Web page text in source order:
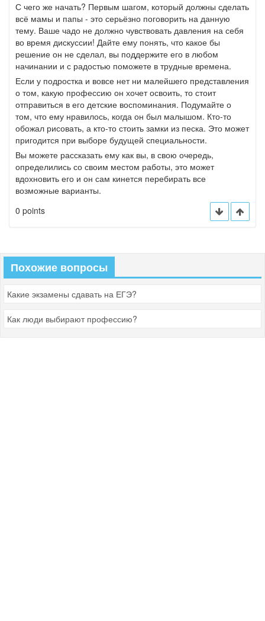
С чего же начать? Первым шагом, который должны сделать
всё мамы и папы - это серьёзно поговорить на данную
тему. Ваше чадо не должно чувствовать давления на себя
во время дискуссии! Дайте ему понять, что какое бы
решение он не сделал, вы поддержите его в любом
начинании и с радостью поможете в трудные времена.
Если у подростка и вовсе нет ни малейшего представления
о том, какую профессию он хочет освоить, то стоит
отправиться в его детские воспоминания. Подумайте о
том, что ему нравилось, когда он был малышом. Кто-то
обожал рисовать, а кто-то стоить замки из песка. Это может
пригодится при выборе будущей специальности.
Вы можете рассказать ему как вы, в свою очередь,
определились со своим местом работы, это может
вдохновить его и он сам кинется перебирать все
возможные варианты.
0 points
Похожие вопросы
Какие экзамены сдавать на ЕГЭ?
Как люди выбирают профессию?